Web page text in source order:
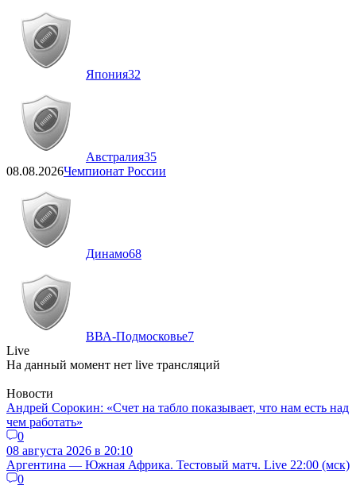
Япония32
Австралия35
08.08.2026Чемпионат России
Динамо68
ВВА-Подмосковье7
Live
На данный момент нет live трансляций
Новости
Андрей Сорокин: «Счет на табло показывает, что нам есть над
чем работать»
0
08 августа 2026 в 20:10
Аргентина — Южная Африка. Тестовый матч. Live 22:00 (мск)
0